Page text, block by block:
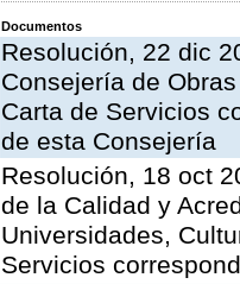
Documentos
Resolución, 22 dic
Consejería de
Carta de Servicios
de esta Consejería
Resolución, 18 oct
de la Calidad y
Universidades,
Servicios